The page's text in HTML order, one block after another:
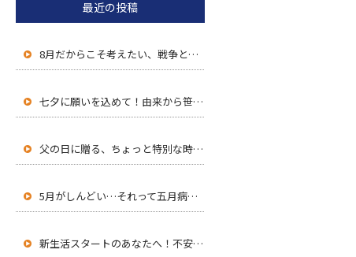
最近の投稿
8月だからこそ考えたい、戦争と平和のこと
七夕に願いを込めて！由来から笹飾りの豆知識まで
父の日に贈る、ちょっと特別な時間と気持ち
5月がしんどい…それって五月病かも？働く人のためのセルフケア術
新生活スタートのあなたへ！不安を自信に変える、新しい環境での過ごし方